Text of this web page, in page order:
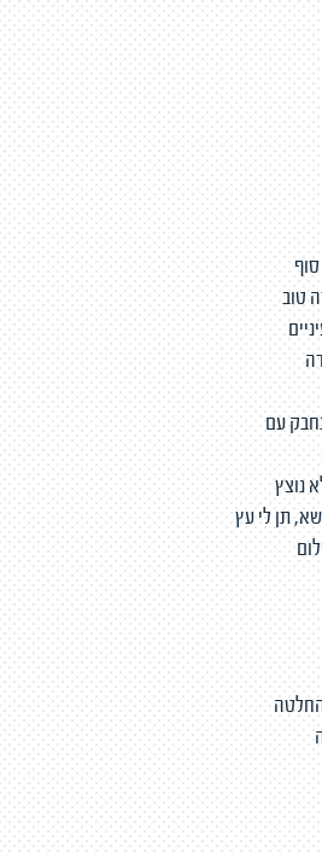
טוב
עם
תן לי עץ